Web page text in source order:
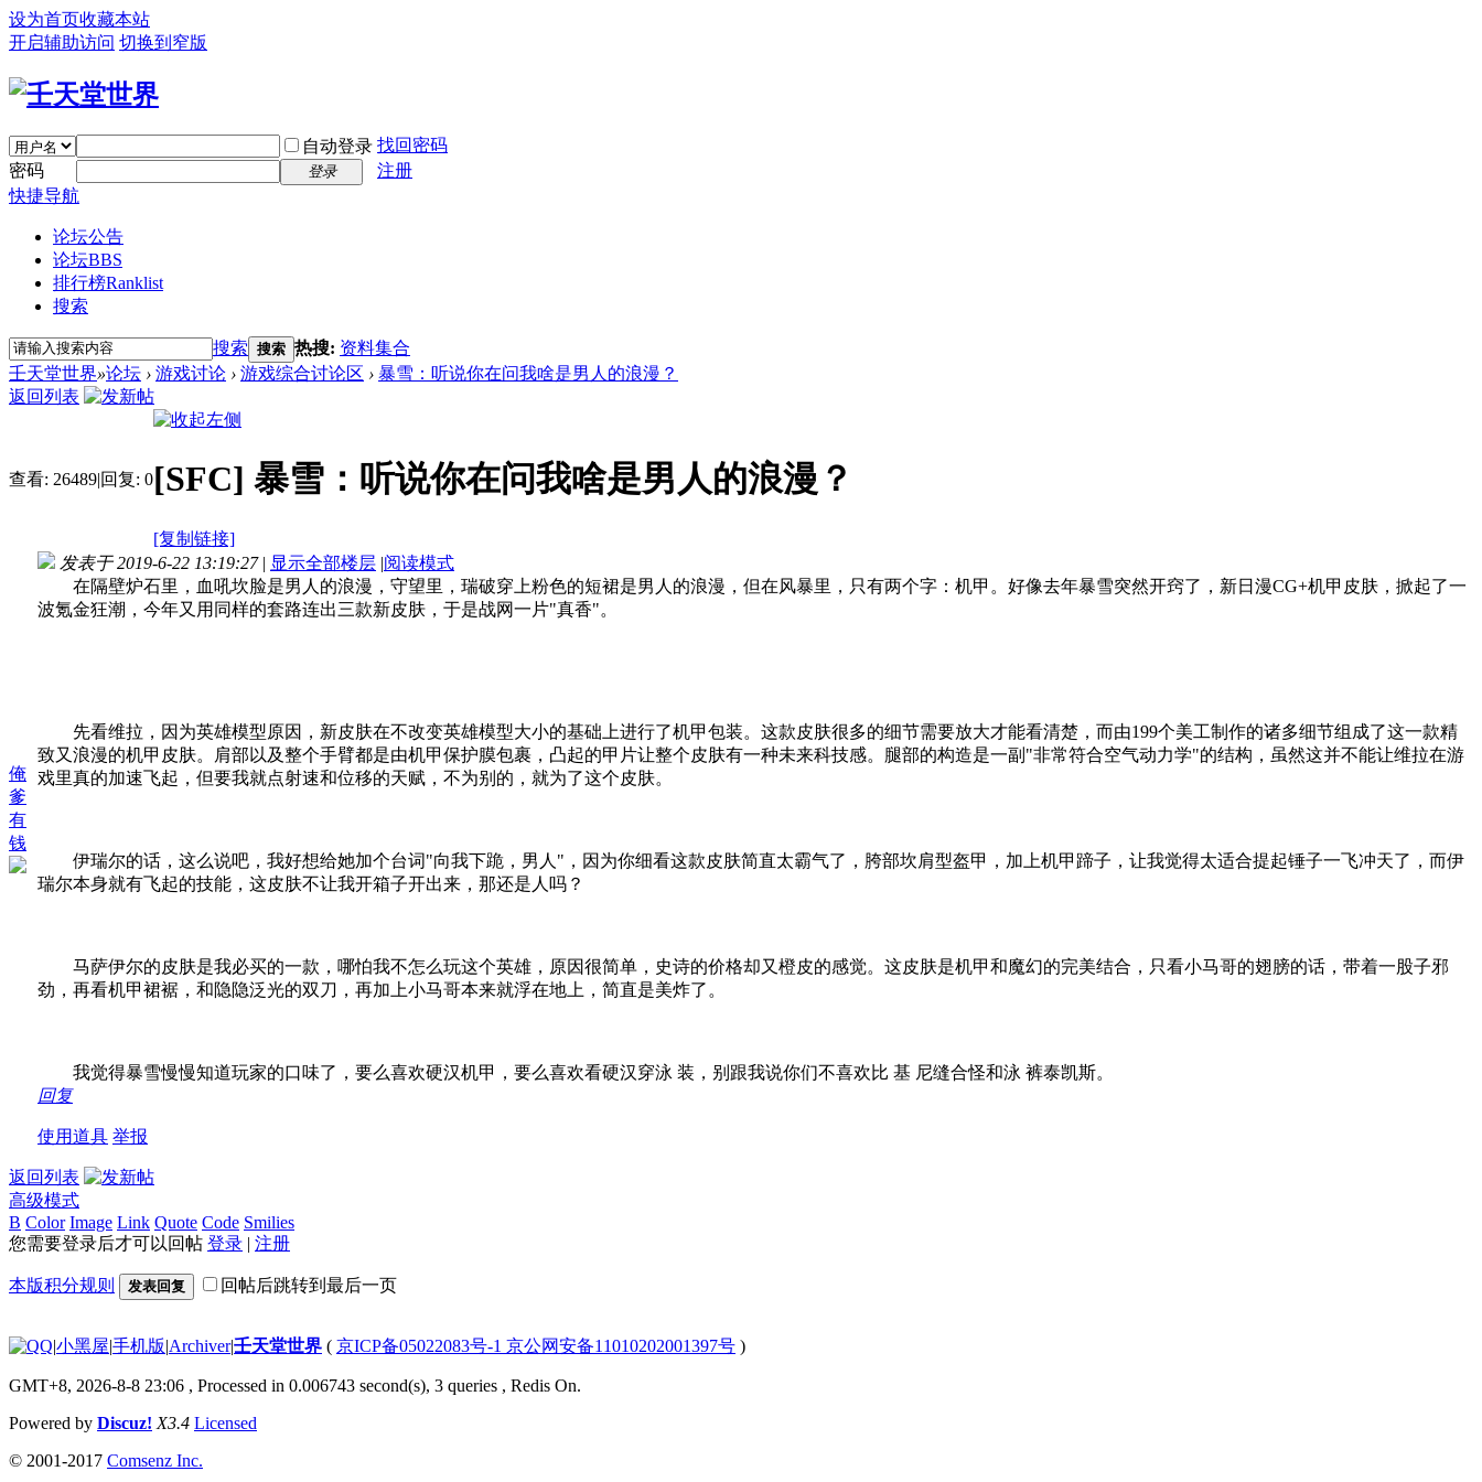
设为首页收藏本站
开启辅助访问 切换到窄版
自动登录 找回密码
密码
登录
注册
快捷导航
论坛公告
论坛BBS
排行榜Ranklist
搜索
搜索 搜索 热搜: 资料集合
壬天堂世界»论坛 › 游戏讨论 › 游戏综合讨论区 › 暴雪：听说你在问我啥是男人的浪漫？
返回列表
查看: 26489|回复: 0[SFC] 暴雪：听说你在问我啥是男人的浪漫？
[复制链接]
俺
爹
有
钱
发表于 2019-6-22 13:19:27 | 显示全部楼层 |阅读模式
在隔壁炉石里，血吼坎脸是男人的浪漫，守望里，瑞破穿上粉色的短裙是男人的浪漫，但在风暴里，只有两个字：机甲。好像去年暴雪突然开窍了，新日漫CG+机甲皮肤，掀起了一
波氪金狂潮，今年又用同样的套路连出三款新皮肤，于是战网一片"真香"。
先看维拉，因为英雄模型原因，新皮肤在不改变英雄模型大小的基础上进行了机甲包装。这款皮肤很多的细节需要放大才能看清楚，而由199个美工制作的诸多细节组成了这一款精
致又浪漫的机甲皮肤。肩部以及整个手臂都是由机甲保护膜包裹，凸起的甲片让整个皮肤有一种未来科技感。腿部的构造是一副"非常符合空气动力学"的结构，虽然这并不能让维拉在游
戏里真的加速飞起，但要我就点射速和位移的天赋，不为别的，就为了这个皮肤。
伊瑞尔的话，这么说吧，我好想给她加个台词"向我下跪，男人"，因为你细看这款皮肤简直太霸气了，胯部坎肩型盔甲，加上机甲蹄子，让我觉得太适合提起锤子一飞冲天了，而伊
瑞尔本身就有飞起的技能，这皮肤不让我开箱子开出来，那还是人吗？
马萨伊尔的皮肤是我必买的一款，哪怕我不怎么玩这个英雄，原因很简单，史诗的价格却又橙皮的感觉。这皮肤是机甲和魔幻的完美结合，只看小马哥的翅膀的话，带着一股子邪
劲，再看机甲裙裾，和隐隐泛光的双刀，再加上小马哥本来就浮在地上，简直是美炸了。
我觉得暴雪慢慢知道玩家的口味了，要么喜欢硬汉机甲，要么喜欢看硬汉穿泳 装，别跟我说你们不喜欢比 基 尼缝合怪和泳 裤泰凯斯。
回复
使用道具 举报
返回列表
高级模式
B Color Image Link Quote Code Smilies
您需要登录后才可以回帖 登录 | 注册
本版积分规则 发表回复 回帖后跳转到最后一页
|小黑屋|手机版|Archiver|壬天堂世界 ( 京ICP备05022083号-1 京公网安备11010202001397号 )
GMT+8, 2026-8-8 23:06 , Processed in 0.006743 second(s), 3 queries , Redis On.
Powered by Discuz! X3.4 Licensed
© 2001-2017 Comsenz Inc.